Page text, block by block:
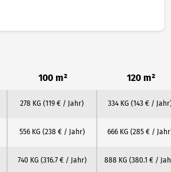
100 m² 120 m²
278 KG (119 € / Jahr) 334 KG (143 € /
556 KG (238 € / Jahr) 666 KG (285 € /
740 KG (316.7 € / Jahr) 888 KG (380.1 € /